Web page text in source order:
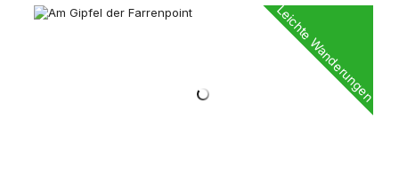
Leichte Wanderungen